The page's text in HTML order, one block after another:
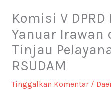
Komisi V
Yanuar Irawan
Tinjau
RSUDAM
Tinggalkan Komentar /